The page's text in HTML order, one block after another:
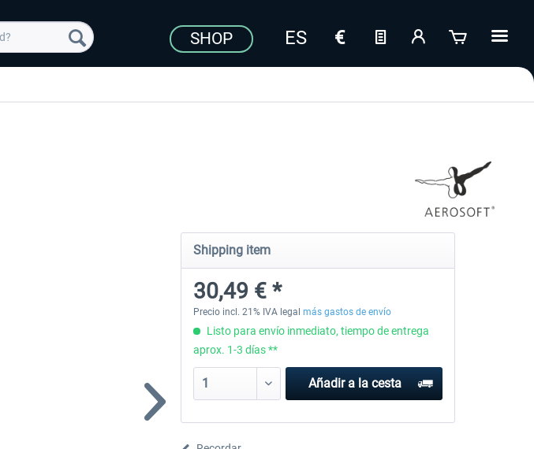
SHOP
Shipping item
30,49 € *
Precio incl. 21% IVA legal más gastos de envío
Listo para envío inmediato, tiempo de entrega
aprox. 1-3 días **
Añadir a la cesta